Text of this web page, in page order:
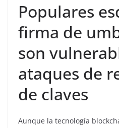
Populares
firma de
son
ataques de
de claves
Aunque la tecnología